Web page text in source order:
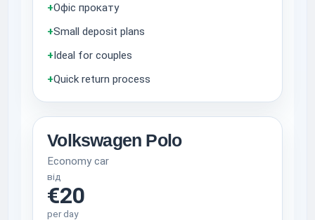
+Офіс прокату
+Small deposit plans
+Ideal for couples
+Quick return process
Volkswagen Polo
Economy car
від
€20
per day